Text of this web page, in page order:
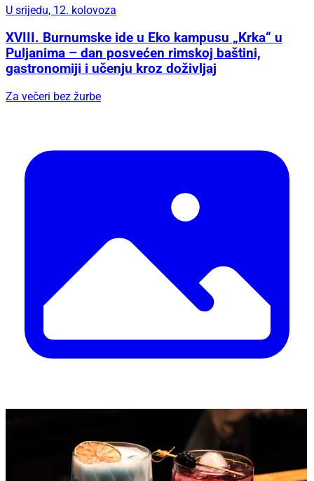
U srijedu, 12. kolovoza
XVIII. Burnumske ide u Eko kampusu „Krka“ u
Puljanima – dan posvećen rimskoj baštini,
gastronomiji i učenju kroz doživljaj
Za večeri bez žurbe